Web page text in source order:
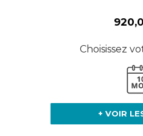
Choisissez
+ VOIR